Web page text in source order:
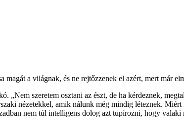
a világnak, és ne rejtőzzenek el azért, mert már
„Nem szeretem osztani az észt, de ha kérdeznek,
nézetekkel, amik nálunk még mindig léteznek.
nem túl intelligens dolog azt tupírozni, hogy